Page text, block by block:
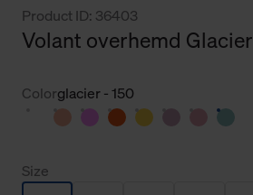
Product ID: 36403
Volant overhemd Glacier
Colorglacier - 150
Size